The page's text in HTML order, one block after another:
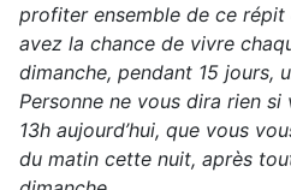
profiter ensemble de ce répit
avez la chance de vivre
dimanche, pendant 15 jours,
Personne ne vous dira rien
13h aujourd’hui, que vous
du matin cette nuit, après